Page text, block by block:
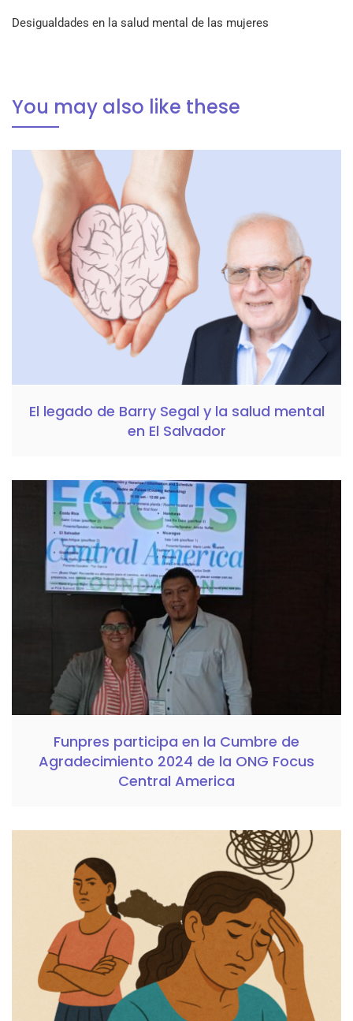
Desigualdades en la salud mental de las mujeres
You may also like these
El legado de Barry Segal y la salud mental
en El Salvador
Funpres participa en la Cumbre de
Agradecimiento 2024 de la ONG Focus
Central America